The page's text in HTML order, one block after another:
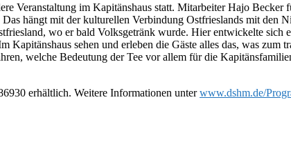
Veranstaltung im Kapitänshaus statt. Mitarbeiter Hajo Becker
hängt mit der kulturellen Verbindung Ostfrieslands mit den
wo er bald Volksgetränk wurde. Hier entwickelte sich
sehen und erleben die Gäste alles das, was zum
welche Bedeutung der Tee vor allem für die
erhältlich. Weitere Informationen unterwww.dshm.de/